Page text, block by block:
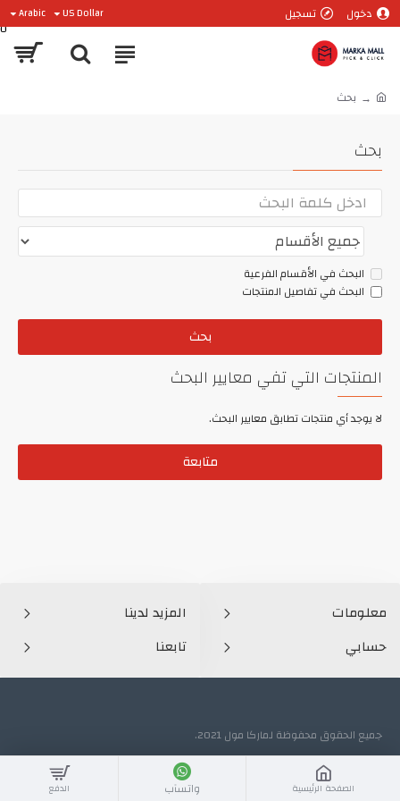
دخول تسجيل US Dollar
Arabic
0
بحث
بحث
البحث في الأقسام الفرعية
البحث في تفاصيل المنتجات
بحث
المنتجات التي تفي معايير البحث
لا يوجد أي منتجات تطابق معايير البحث.
متابعة
معلومات
حسابي
المزيد لدينا
تابعنا
جميع الحقوق محفوظة لماركا مول 2021.
الصفحة الرئيسية واتسآب الدفع